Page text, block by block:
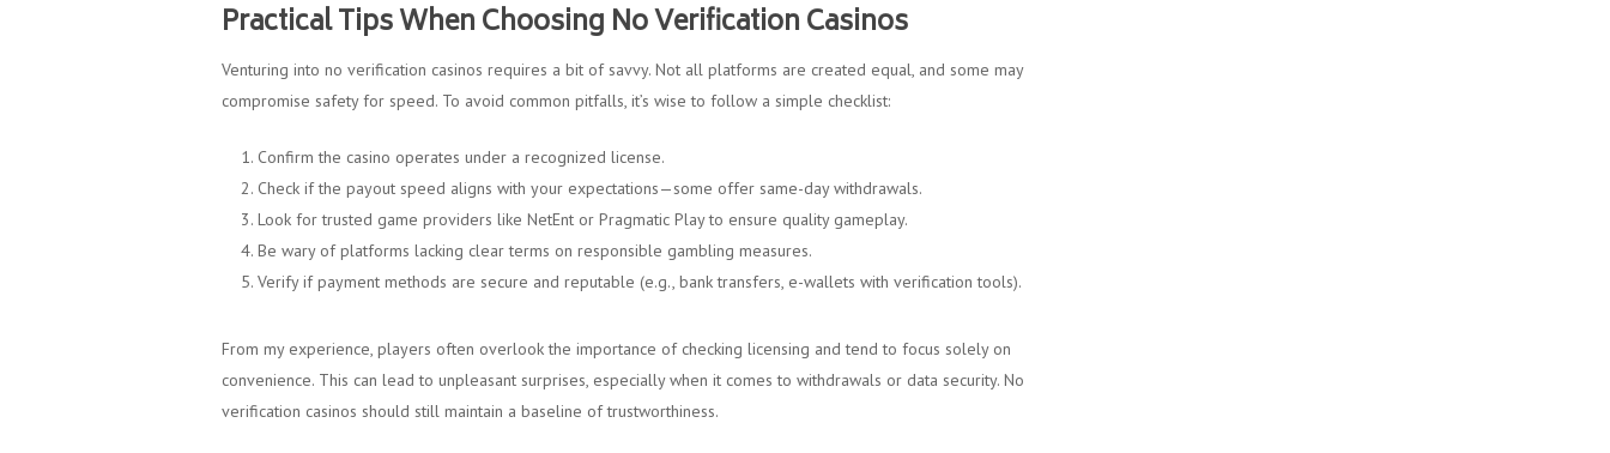
Practical Tips When Choosing No Verification Casinos
Venturing into no verification casinos requires a bit of savvy. Not all platforms are created equal, and some may
compromise safety for speed. To avoid common pitfalls, it’s wise to follow a simple checklist:
Confirm the casino operates under a recognized license.
Check if the payout speed aligns with your expectations—some offer same-day withdrawals.
Look for trusted game providers like NetEnt or Pragmatic Play to ensure quality gameplay.
Be wary of platforms lacking clear terms on responsible gambling measures.
Verify if payment methods are secure and reputable (e.g., bank transfers, e-wallets with verification tools).
From my experience, players often overlook the importance of checking licensing and tend to focus solely on
convenience. This can lead to unpleasant surprises, especially when it comes to withdrawals or data security. No
verification casinos should still maintain a baseline of trustworthiness.